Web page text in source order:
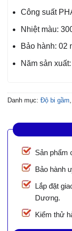
Công suất
Nhiệt màu:
Bảo hành: 02
Năm sản
Danh mục: Độ bi gầm,
Sản phẩm
Bảo hành
Lắp đặt
Dương.
Kiểm thử